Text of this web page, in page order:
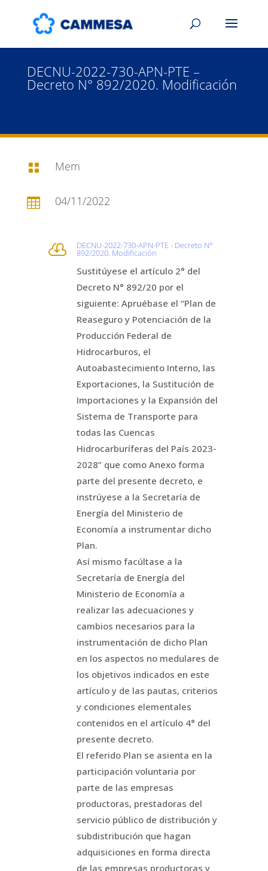
DECNU-2022-730-APN-PTE –
Decreto N° 892/2020. Modificación
 Mem
 04/11/2022
 DECNU-2022-730-APN-PTE - Decreto N°
892/2020. Modificación
Sustitúyese el artículo 2° del
Decreto N° 892/20 por el
siguiente: Apruébase el “Plan de
Reaseguro y Potenciación de la
Producción Federal de
Hidrocarburos, el
Autoabastecimiento Interno, las
Exportaciones, la Sustitución de
Importaciones y la Expansión del
Sistema de Transporte para
todas las Cuencas
Hidrocarburíferas del País 2023-
2028” que como Anexo forma
parte del presente decreto, e
instrúyese a la Secretaría de
Energía del Ministerio de
Economía a instrumentar dicho
Plan.
Así mismo facúltase a la
Secretaría de Energía del
Ministerio de Economía a
realizar las adecuaciones y
cambios necesarios para la
instrumentación de dicho Plan
en los aspectos no medulares de
los objetivos indicados en este
artículo y de las pautas, criterios
y condiciones elementales
contenidos en el artículo 4° del
presente decreto.
El referido Plan se asienta en la
participación voluntaria por
parte de las empresas
productoras, prestadoras del
servicio público de distribución y
subdistribución que hagan
adquisiciones en forma directa
de las empresas productoras y